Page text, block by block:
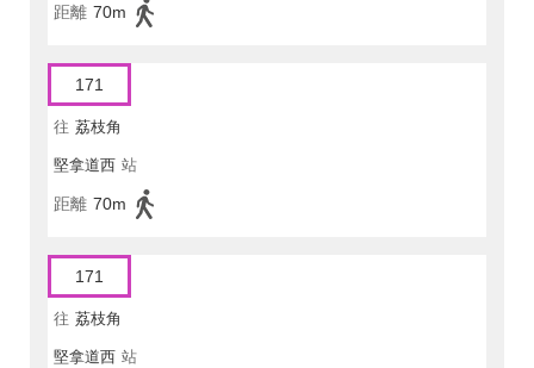
距離 70m
171
往 荔枝角
堅拿道西 站
距離 70m
171
往 荔枝角
堅拿道西 站